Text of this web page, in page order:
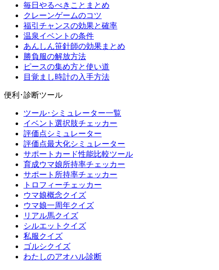
毎日やるべきことまとめ
クレーンゲームのコツ
福引チャンスの効果と確率
温泉イベントの条件
あんしん笹針師の効果まとめ
勝負服の解放方法
ピースの集め方と使い道
目覚まし時計の入手方法
便利･診断ツール
ツール･シミュレーター一覧
イベント選択肢チェッカー
評価点シミュレーター
評価点最大化シミュレーター
サポートカード性能比較ツール
育成ウマ娘所持率チェッカー
サポート所持率チェッカー
トロフィーチェッカー
ウマ娘概念クイズ
ウマ娘一周年クイズ
リアル馬クイズ
シルエットクイズ
私服クイズ
ゴルシクイズ
わたしのアオハル診断